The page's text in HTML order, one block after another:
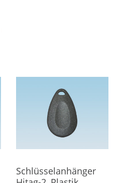
Schlüsselanhänger